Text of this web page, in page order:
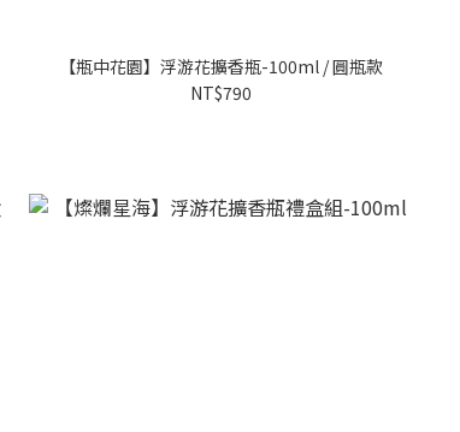
【瓶中花園】浮游花擴香瓶-100ml / 圓瓶款
NT$790